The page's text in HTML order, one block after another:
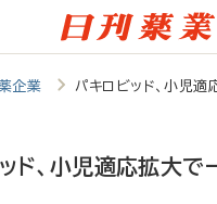
企業
パキロビッド、小児
ド、小児適応拡大で